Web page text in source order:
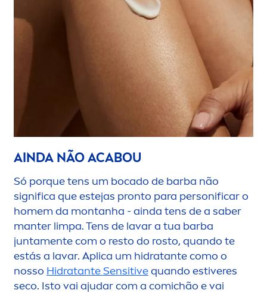
AINDA NÃO ACABOU
Só porque tens um bocado de barba não
significa que estejas pronto para personificar o
homem da montanha - ainda tens de a saber
manter limpa. Tens de lavar a tua barba
juntamente com o resto do rosto, quando te
estás a lavar. Aplica um hidratante como o
nosso HidratanteSensitivequando estiveres
seco. Isto vai ajudar com a comichão e vai